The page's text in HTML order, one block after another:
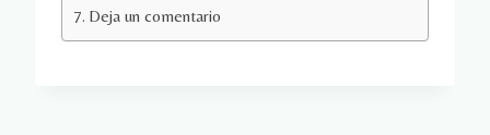
Deja un comentario